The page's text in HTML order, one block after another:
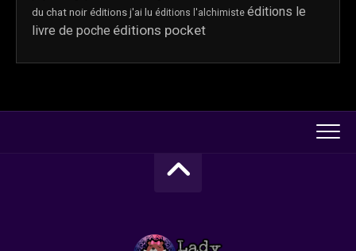
du chat noir éditions j'ai lu éditions l'alchimiste éditions le
livre de poche éditions pocket